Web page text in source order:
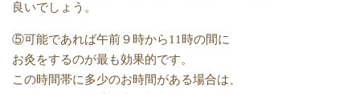
良いでしょう。
⑤可能であれば午前９時から11時の間に
お灸をするのが最も効果的です。
この時間帯に多少のお時間がある場合は、